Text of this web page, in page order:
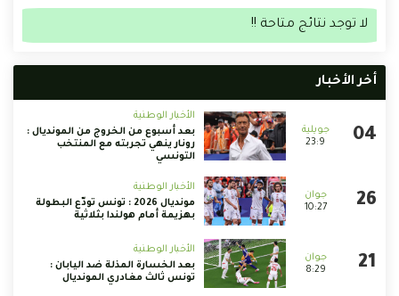
لا توجد نتائج متاحة !!
أخر الأخبار
23:9
الأخبار الوطنية
بعد أسبوع من الخروج من المونديال :
رونار ينهي تجربته مع المنتخب
التونسي
10:27
الأخبار الوطنية
مونديال 2026 : تونس تودّع البطولة
بهزيمة أمام هولندا بثلاثية
8:29
الأخبار الوطنية
بعد الخسارة المذلة ضد اليابان :
تونس ثالث مغادري المونديال